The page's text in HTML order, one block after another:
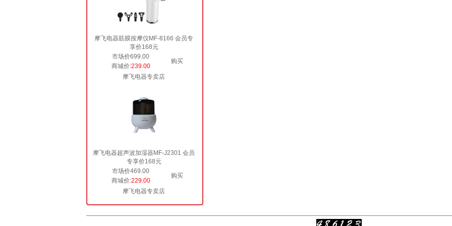
摩飞电器筋膜按摩仪MF-8166 会员专
享价168元
市场价699.00
购买
商城价:239.00
摩飞电器专卖店
摩飞电器超声波加湿器MF-J2301 会员
专享价168元
市场价469.00
购买
商城价:229.00
摩飞电器专卖店